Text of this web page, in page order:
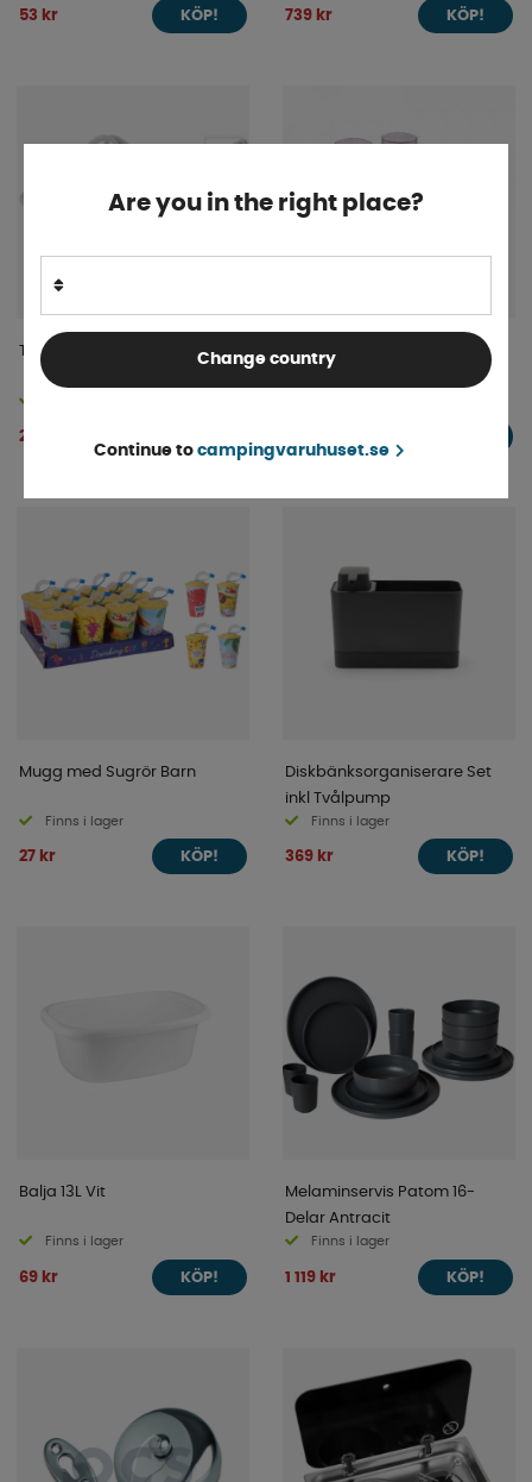
53 kr KÖP! 739 kr KÖP!
Tvättkorg Silicon 25L
209 kr
Serveringsbricka No Slip
Mugg med Sugrör Barn
Finns i lager
27 kr KÖP!
Diskbänksorganiserare Set
inkl Tvålpump
Finns i lager
369 kr KÖP!
Balja 13L Vit
Finns i lager
69 kr KÖP!
Melaminservis Patom 16-
Delar Antracit
Finns i lager
1 119 kr KÖP!
Are you in the right place?
Change country
Continue to campingvaruhuset.se